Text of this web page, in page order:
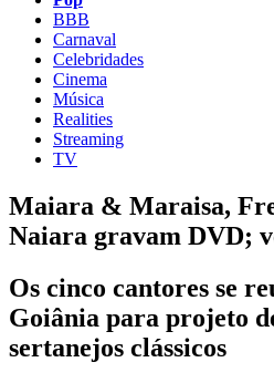
BBB
Carnaval
Celebridades
Cinema
Música
Realities
Streaming
TV
Maiara & Maraisa,
Naiara gravam DVD;
Os cinco cantores se
Goiânia para projeto
sertanejos clássicos